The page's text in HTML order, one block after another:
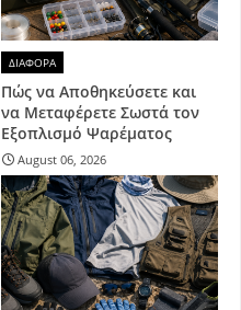
ΔΙΑΦΟΡΑ
Πώς να Αποθηκεύσετε και
να Μεταφέρετε Σωστά τον
Εξοπλισμό Ψαρέματος
August 06, 2026